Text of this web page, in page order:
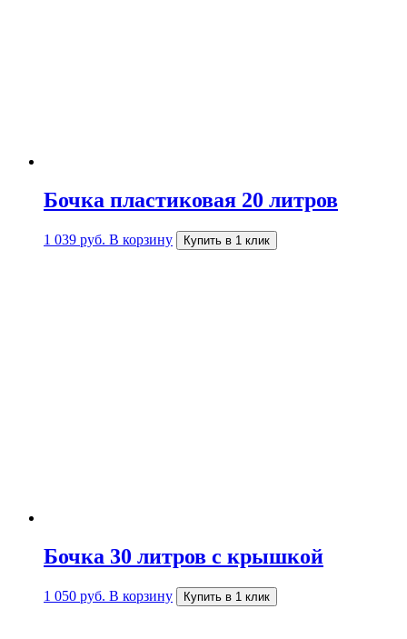
Бочка пластиковая 20 литров
1 039 руб. В корзину Купить в 1 клик
Бочка 30 литров с крышкой
1 050 руб. В корзину Купить в 1 клик